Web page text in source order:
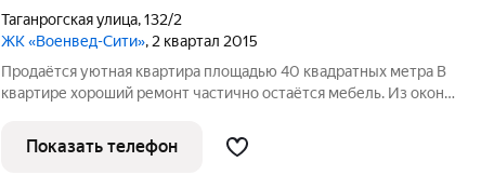
Таганрогская улица,132/2
ЖК «Военвед-Сити», 2 квартал 2015
Продаётся уютная квартира площадью 40 квадратных метра В
квартире хороший ремонт частично остаётся мебель. Из окон
спортивная площадки идеальное место для отдыха и развлечений
всей семьи.
Показать телефон